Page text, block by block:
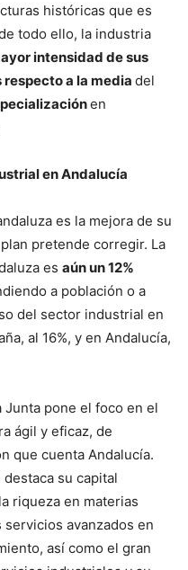
históricas que es
todo ello, la industria
intensidad de sus
a la media del
en
en Andalucía
es la mejora de su
pretende corregir. La
es aún un 12%
a población o a
del sector industrial en
al 16%, y en Andalucía,
pone el foco en el
ágil y eficaz, de
que cuenta Andalucía.
su capital
riqueza en materias
avanzados en
así como el gran